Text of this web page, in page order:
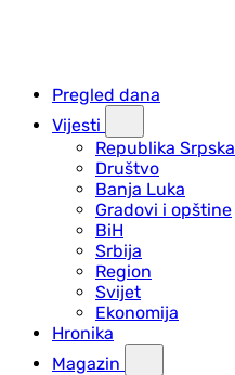
Pregled dana
Vijesti
Republika Srpska
Društvo
Banja Luka
Gradovi i opštine
BiH
Srbija
Region
Svijet
Ekonomija
Hronika
Magazin